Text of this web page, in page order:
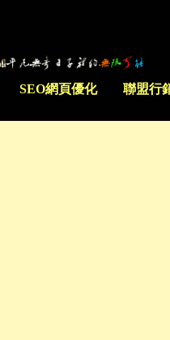
SEO網頁優化 聯盟行